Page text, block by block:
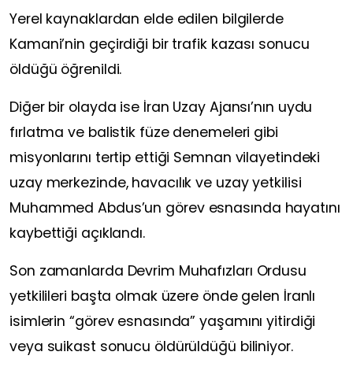
Yerel kaynaklardan elde edilen bilgilerde
Kamani’nin geçirdiği bir trafik kazası sonucu
öldüğü öğrenildi.
Diğer bir olayda ise İran Uzay Ajansı’nın uydu
fırlatma ve balistik füze denemeleri gibi
misyonlarını tertip ettiği Semnan vilayetindeki
uzay merkezinde, havacılık ve uzay yetkilisi
Muhammed Abdus’un görev esnasında hayatını
kaybettiği açıklandı.
Son zamanlarda Devrim Muhafızları Ordusu
yetkilileri başta olmak üzere önde gelen İranlı
isimlerin “görev esnasında” yaşamını yitirdiği
veya suikast sonucu öldürüldüğü biliniyor.